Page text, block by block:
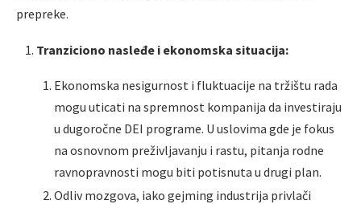
prepreke.
Tranziciono nasleđe i ekonomska situacija:
Ekonomska nesigurnost i fluktuacije na tržištu rada
mogu uticati na spremnost kompanija da investiraju
u dugoročne DEI programe. U uslovima gde je fokus
na osnovnom preživljavanju i rastu, pitanja rodne
ravnopravnosti mogu biti potisnuta u drugi plan.
Odliv mozgova, iako gejming industrija privlači